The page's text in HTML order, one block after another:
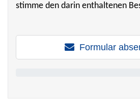
stimme den darin enthaltenen
Formular